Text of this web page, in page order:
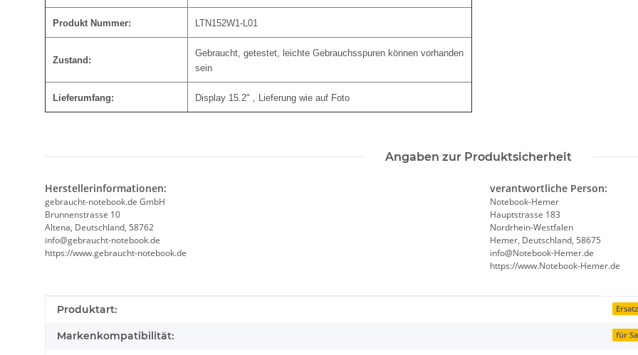
Produkt Nummer: LTN152W1-L01
Zustand:
Gebraucht, getestet, leichte Gebrauchsspuren können vorhanden
sein
Lieferumfang: Display 15.2" , Lieferung wie auf Foto
Angaben zur Produktsicherheit
Herstellerinformationen:
gebraucht-notebook.de GmbH
Brunnenstrasse 10
Altena, Deutschland, 58762
info@gebraucht-notebook.de
https://www.gebraucht-notebook.de
verantwortliche Person:
Notebook-Hemer
Hauptstrasse 183
Nordrhein-Westfalen
Hemer, Deutschland, 58675
info@Notebook-Hemer.de
https://www.Notebook-Hemer.de
Produkteigenschaft
Wert
Produktart:
Markenkompatibilität: für